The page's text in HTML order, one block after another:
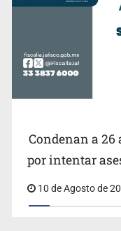
EU no informó
aguacate en
Condenan a
por intentar
10 de Agosto de